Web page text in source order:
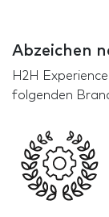
Abzeichen
H2H
folgenden